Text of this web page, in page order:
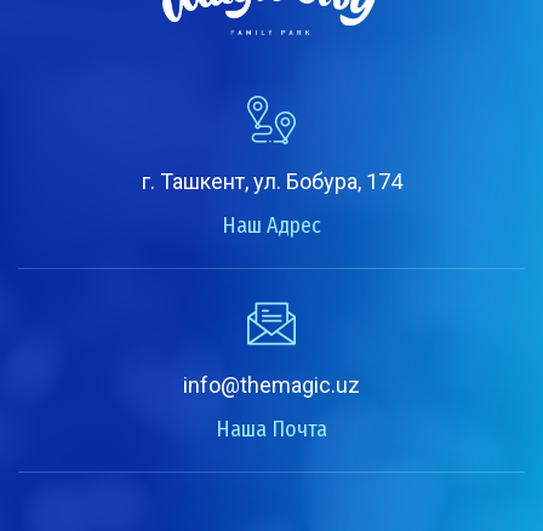
г. Ташкент, ул. Бобура, 174
Наш Адрес
info@themagic.uz
Наша Почта